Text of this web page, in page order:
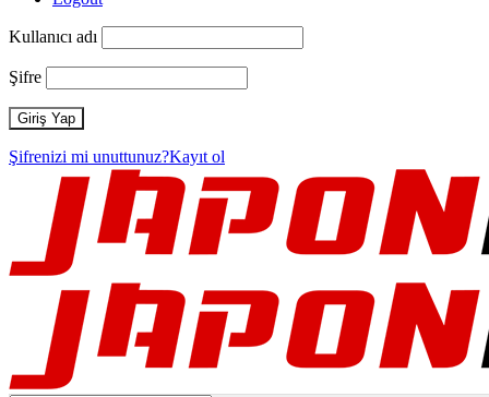
Kullanıcı adı
Şifre
Şifrenizi mi unuttunuz?Kayıt ol